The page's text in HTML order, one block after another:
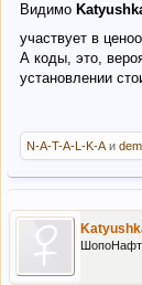
Видимо
участвует в
А коды, это,
установлении
N-A-T-A-L-K-Aи
ШопоНафт